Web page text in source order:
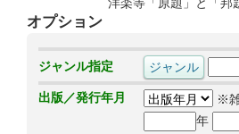
オプション
ジャンル指定
出版／発行年月
※
年